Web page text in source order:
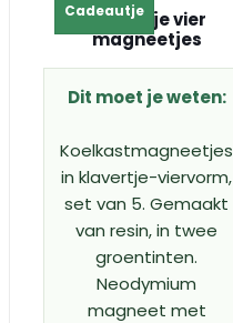
Cadeautje
Klavertje vier
magneetjes
Dit moet je weten:
Koelkastmagneetjes
in klavertje-viervorm,
set van 5. Gemaakt
van resin, in twee
groentinten.
Neodymium
magneet met